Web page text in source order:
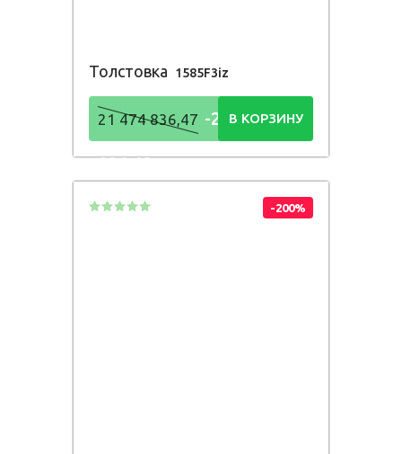
Толстовка 1585F3iz
21 474 836,47 -21 474
836,48Р
В КОРЗИНУ
-200%